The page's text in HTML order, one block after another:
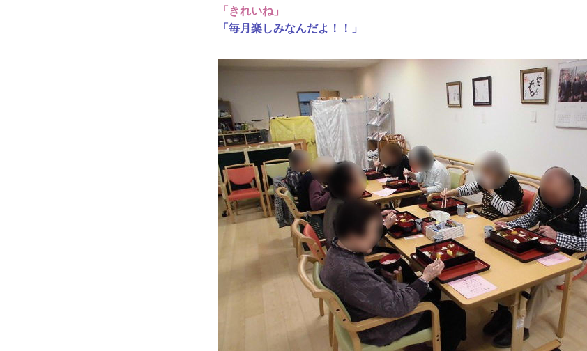
「きれいね」
「毎月楽しみなんだよ！！」